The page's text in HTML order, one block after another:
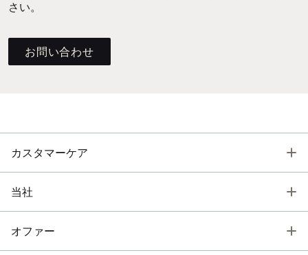
さい。
お問い合わせ
カスタマーケア
当社
オファー